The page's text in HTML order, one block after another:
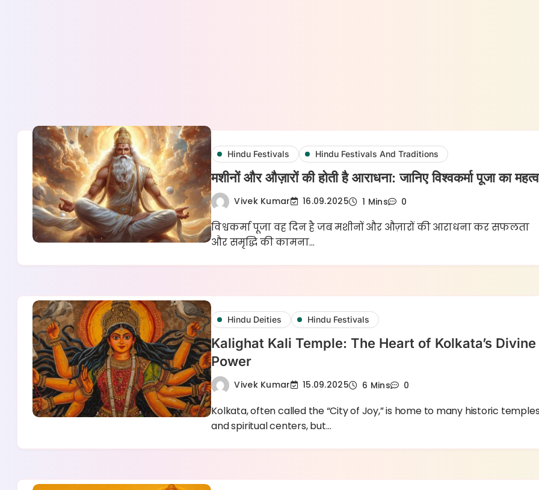
Hindu Festivals Hindu Festivals And Traditions
मशीनों और औज़ारों की होती है आराधना: जानिए विश्वकर्मा पूजा का महत्व
Vivek Kumar 16.09.2025 1 Mins 0
विश्वकर्मा पूजा वह दिन है जब मशीनों और औज़ारों की आराधना कर सफलता
और समृद्धि की कामना…
Hindu Deities Hindu Festivals
Kalighat Kali Temple: The Heart of Kolkata’s Divine
Power
Vivek Kumar 15.09.2025 6 Mins 0
Kolkata, often called the “City of Joy,” is home to many historic
and spiritual centers, but…